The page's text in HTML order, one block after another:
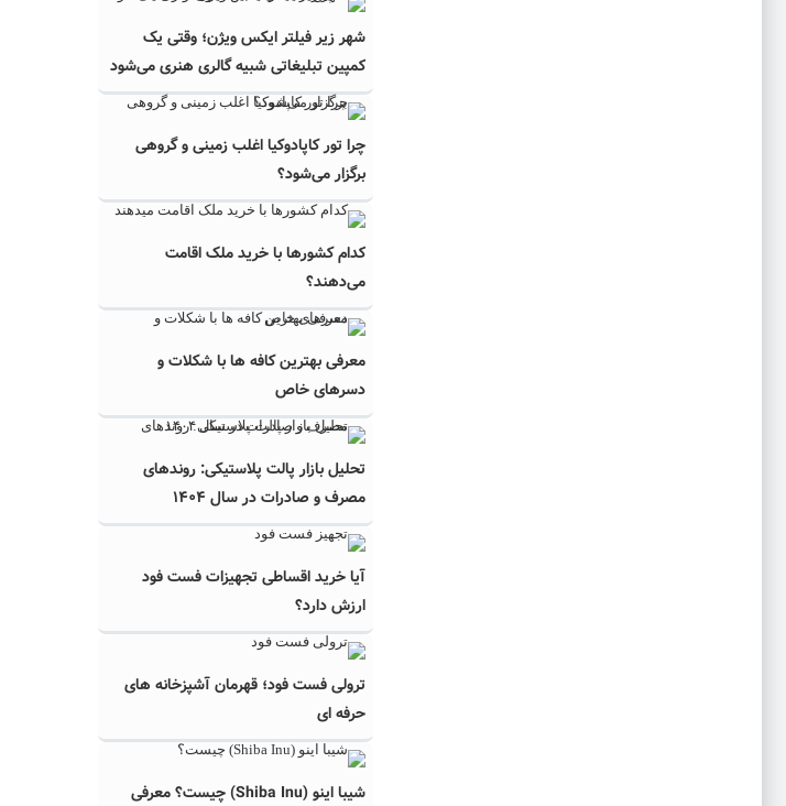
شهر زیر فیلتر ایکس ویژن؛ وقتی یک
کمپین تبلیغاتی شبیه گالری هنری می‌شود
چرا تور کاپادوکیا اغلب زمینی و گروهی
برگزار می‌شود؟
کدام کشورها با خرید ملک اقامت
می‌دهند؟
معرفی بهترین کافه ها با شکلات و
دسرهای خاص
تحلیل بازار پالت پلاستیکی: روندهای
مصرف و صادرات در سال ۱۴۰۴
آیا خرید اقساطی تجهیزات فست فود
ارزش دارد؟
ترولی فست فود؛ قهرمان آشپزخانه های
حرفه ای
شیبا اینو (Shiba Inu) چیست؟ معرفی